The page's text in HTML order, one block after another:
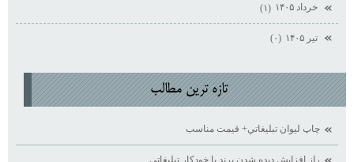
خرداد ۱۴۰۵ (۱)
تیر ۱۴۰۵ (۰)
تازه ترين مطالب
چاپ ليوان تبليغاتي+ قيمت مناسب